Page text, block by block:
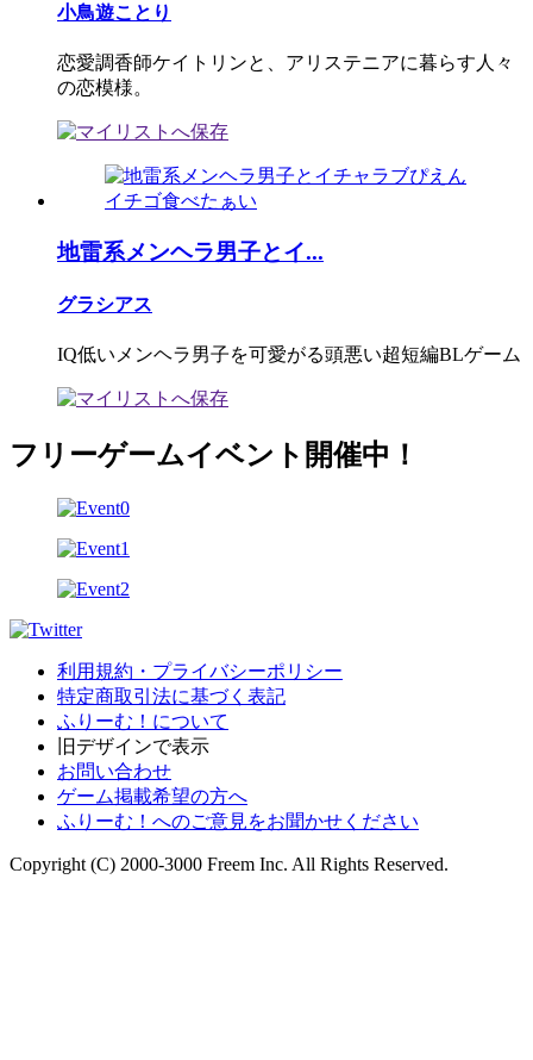
小鳥遊ことり
恋愛調香師ケイトリンと、アリステニアに暮らす人々
の恋模様。
地雷系メンヘラ男子とイ...
グラシアス
IQ低いメンヘラ男子を可愛がる頭悪い超短編BLゲーム
フリーゲームイベント開催中！
利用規約・プライバシーポリシー
特定商取引法に基づく表記
ふりーむ！について
旧デザインで表示
お問い合わせ
ゲーム掲載希望の方へ
ふりーむ！へのご意見をお聞かせください
Copyright (C) 2000-3000 Freem Inc. All Rights Reserved.